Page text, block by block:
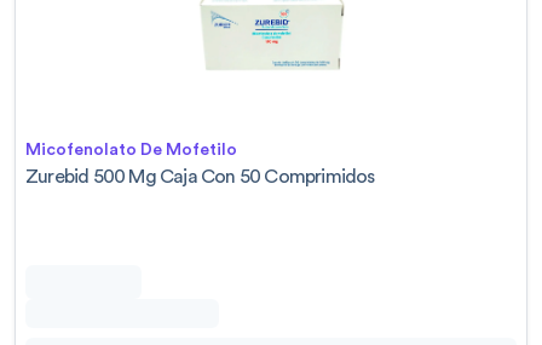
Micofenolato De Mofetilo
Zurebid 500 Mg Caja Con 50 Comprimidos